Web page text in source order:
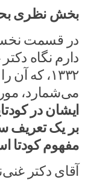
بخش نظری
در قسمت
۱۳۳۲،
می‌شمارد،
بر یک تعریف
مفهوم کودتا
آقای دکتر